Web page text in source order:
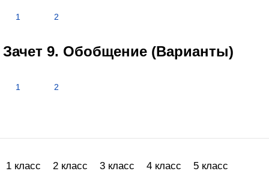
1 2
Зачет 9. Обобщение (Варианты)
1 2
1 класс 2 класс 3 класс 4 класс 5 класс